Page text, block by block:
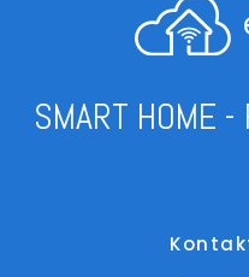
SMART HOME -